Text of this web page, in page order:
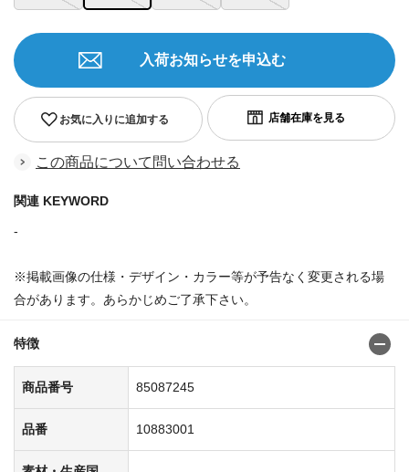
お気に入りに追加する
入荷お知らせを申込む
この商品について問い合わせる
関連 KEYWORD
-
※掲載画像の仕様・デザイン・カラー等が予告なく変更される場
合があります。あらかじめご了承下さい。
特徴
商品番号 85087245
品番 10883001